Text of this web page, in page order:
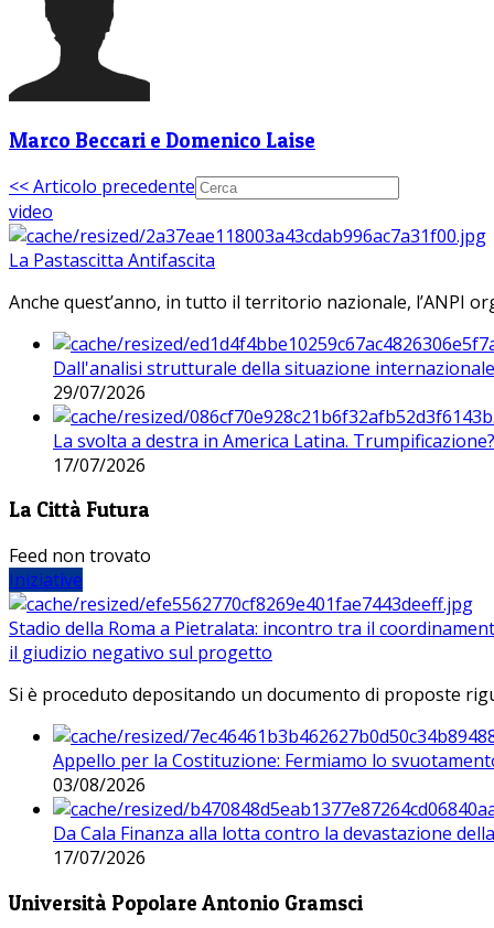
Marco Beccari e Domenico Laise
<< Articolo precedente
video
La Pastascitta Antifascita
Anche quest’anno, in tutto il territorio nazionale, l’ANPI
Dall'analisi strutturale della situazione
29/07/2026
La svolta a destra in America Latina. Trumpificazione?
17/07/2026
La Città Futura
Feed non trovato
Iniziative
Stadio della Roma a Pietralata: incontro tra il
il giudizio negativo sul progetto
Si è proceduto depositando un documento di proposte
Appello per la Costituzione: Fermiamo lo
03/08/2026
Da Cala Finanza alla lotta contro la devastazione
17/07/2026
Università Popolare Antonio Gramsci